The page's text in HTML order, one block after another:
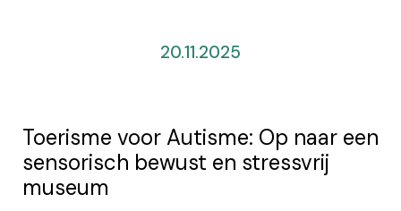
20.11.2025
Toerisme voor Autisme: Op naar een
sensorisch bewust en stressvrij
museum